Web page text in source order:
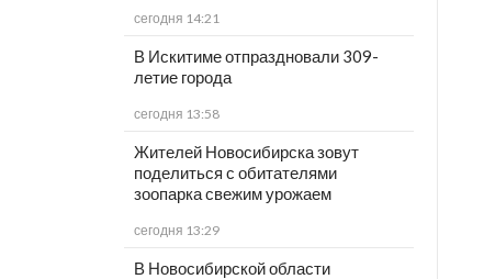
сегодня 14:21
В Искитиме отпраздновали 309-
летие города
сегодня 13:58
Жителей Новосибирска зовут
поделиться с обитателями
зоопарка свежим урожаем
сегодня 13:29
В Новосибирской области